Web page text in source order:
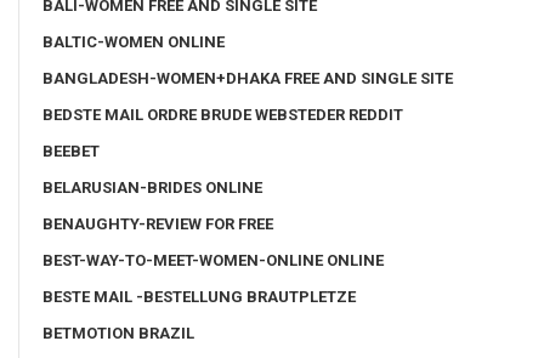
BALI-WOMEN FREE AND SINGLE SITE
BALTIC-WOMEN ONLINE
BANGLADESH-WOMEN+DHAKA FREE AND SINGLE SITE
BEDSTE MAIL ORDRE BRUDE WEBSTEDER REDDIT
BEEBET
BELARUSIAN-BRIDES ONLINE
BENAUGHTY-REVIEW FOR FREE
BEST-WAY-TO-MEET-WOMEN-ONLINE ONLINE
BESTE MAIL -BESTELLUNG BRAUTPLETZE
BETMOTION BRAZIL